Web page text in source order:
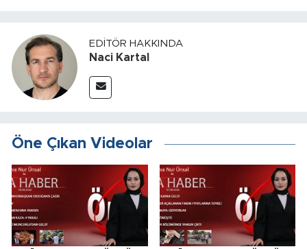
EDITÖR HAKKINDA
Naci Kartal
Öne Çıkan Videolar